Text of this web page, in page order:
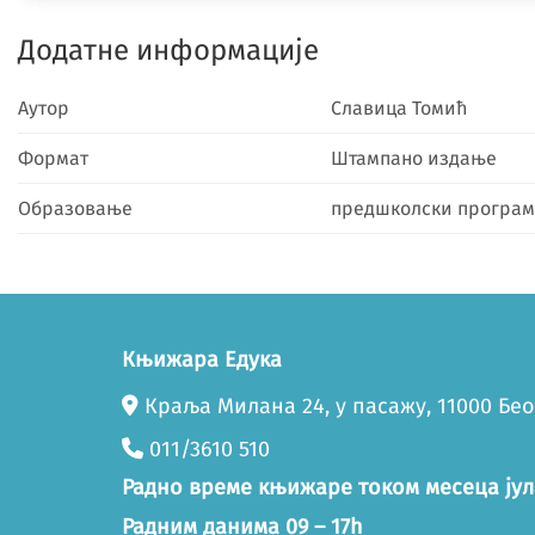
Додатне информације
Аутор Славица Томић
Формат Штампано издање
Образовање предшколски програм
Књижара Едука
Краља Милана 24, у пасажу, 11000
011/3610 510
Радно време књижаре током месеца
Радним данима 09 – 17h